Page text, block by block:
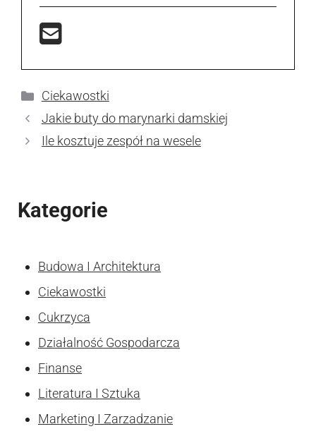
Kategorie
Ciekawostki
Jakie buty do marynarki damskiej
Ile kosztuje zespół na wesele
Kategorie
Budowa I Architektura
Ciekawostki
Cukrzyca
Działalność Gospodarcza
Finanse
Literatura I Sztuka
Marketing I Zarzadzanie